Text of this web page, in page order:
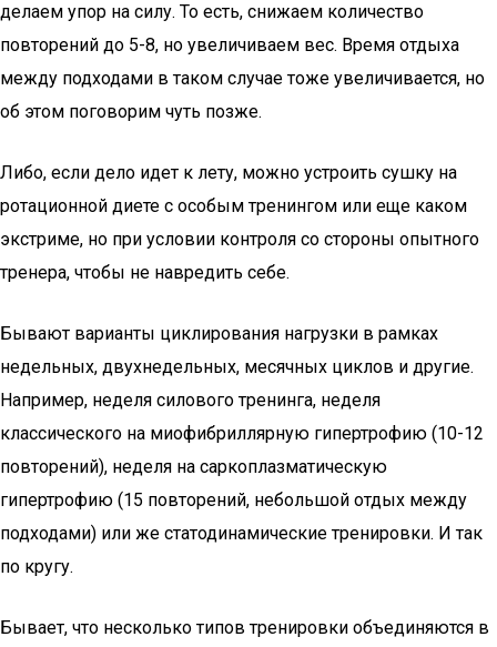
делаем упор на силу. То есть, снижаем количество
повторений до 5-8, но увеличиваем вес. Время отдыха
между подходами в таком случае тоже увеличивается, но
об этом поговорим чуть позже.
Либо, если дело идет к лету, можно устроить сушку на
ротационной диете с особым тренингом или еще каком
экстриме, но при условии контроля со стороны опытного
тренера, чтобы не навредить себе.
Бывают варианты циклирования нагрузки в рамках
недельных, двухнедельных, месячных циклов и другие.
Например, неделя силового тренинга, неделя
классического на миофибриллярную гипертрофию (10-12
повторений), неделя на саркоплазматическую
гипертрофию (15 повторений, небольшой отдых между
подходами) или же статодинамические тренировки. И так
по кругу.
Бывает, что несколько типов тренировки объединяются в